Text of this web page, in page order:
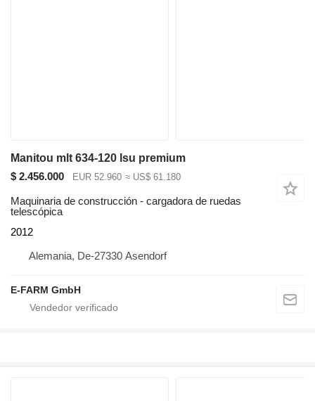
Manitou mlt 634-120 lsu premium
$ 2.456.000
EUR 52.960 ≈ US$ 61.180
Maquinaria de construcción - cargadora de ruedas
telescópica
2012
Alemania, De-27330 Asendorf
E-FARM GmbH